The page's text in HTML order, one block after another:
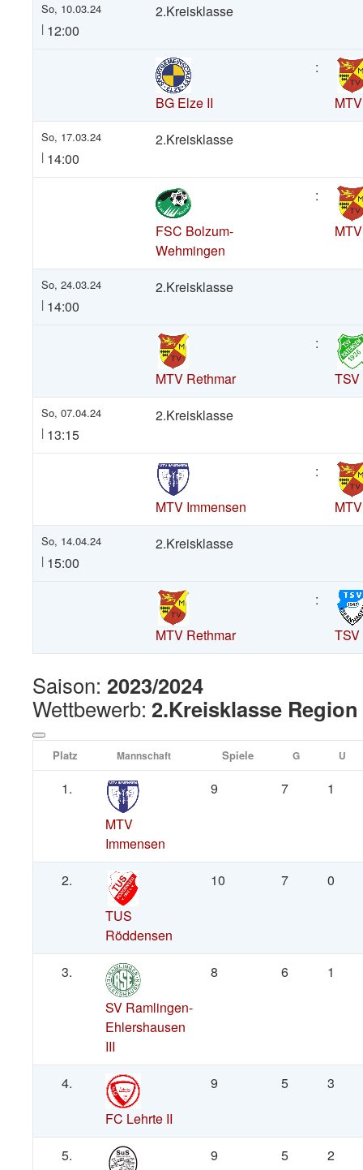
So, 10.03.24
| 12:00
2.Kreisklasse
BG Elze II
:
So, 17.03.24
| 14:00
2.Kreisklasse
FSC Bolzum-
Wehmingen
:
So, 24.03.24
| 14:00
2.Kreisklasse
MTV Rethmar
:
So, 07.04.24
| 13:15
2.Kreisklasse
MTV Immensen
:
So, 14.04.24
| 15:00
2.Kreisklasse
MTV Rethmar
:
Saison: 2023/2024
Wettbewerb: 2.Kreisklasse
Platz Mannschaft Spiele G U
1.
MTV
Immensen
9 7 1
2.
TUS
Röddensen
10 7 0
3.
SV Ramlingen-
Ehlershausen
III
8 6 1
4.
FC Lehrte II
9 5 3
5. 9 5 2